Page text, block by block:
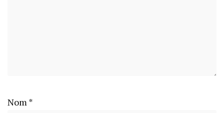
Nom *